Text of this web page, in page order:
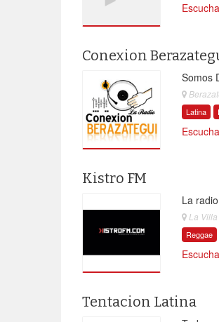
Conexion
Somos
Latina
Kistro FM
La
La
Reggae
Tentacion Latina